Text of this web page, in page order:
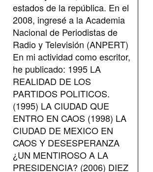
estados de la república. En el
2008, ingresé a la Academia
Nacional de Periodistas de
Radio y Televisión (ANPERT)
En mi actividad como escritor,
he publicado: 1995 LA
REALIDAD DE LOS
PARTIDOS POLITICOS.
(1995) LA CIUDAD QUE
ENTRO EN CAOS (1998) LA
CIUDAD DE MEXICO EN
CAOS Y DESESPERANZA
¿UN MENTIROSO A LA
PRESIDENCIA? (2006) DIEZ